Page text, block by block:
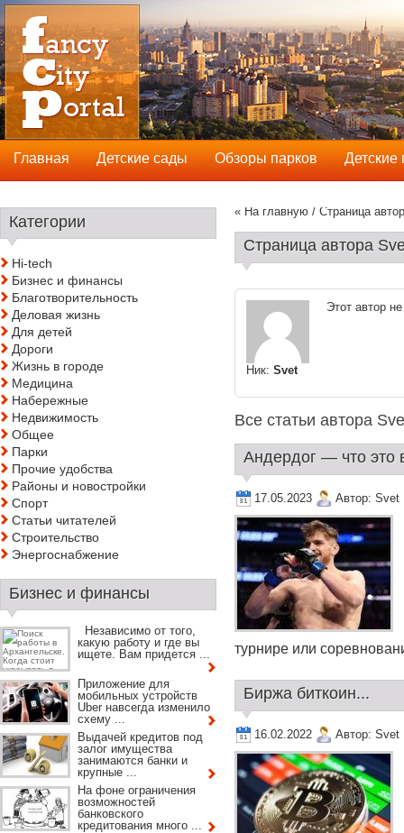
« На главную / Страница
Страница автора
Этот автор
Ник: Svet
Все статьи автора
Андердог — что это
17.05.2023 Автор: Svet
турнире или
Биржа биткоин...
16.02.2022 Автор: Svet
Категории
Hi-tech
Бизнес и финансы
Благотворительность
Деловая жизнь
Для детей
Дороги
Жизнь в городе
Медицина
Набережные
Недвижимость
Общее
Парки
Прочие удобства
Районы и новостройки
Спорт
Статьи читателей
Строительство
Энергоснабжение
Бизнес и финансы
Независимо от того,
какую работу и где вы
ищете. Вам придется ...
Приложение для
мобильных устройств
Uber навсегда изменило
схему ...
Выдачей кредитов под
залог имущества
занимаются банки и
крупные ...
На фоне ограничения
возможностей
банковского
кредитования много ...
Главная Детские сады Обзоры парков Детские